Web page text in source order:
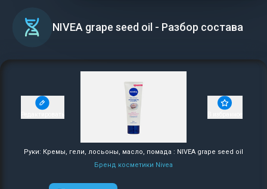
NIVEA grape seed oil - Разбор состава
Руки: Кремы, гели, лосьоны, масло, помада : NIVEA grape seed oil
Бренд косметики Nivea